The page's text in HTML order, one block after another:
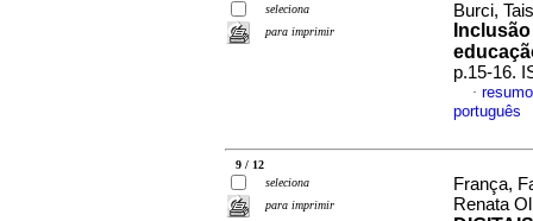
seleciona
para imprimir
Burci,
p.15-16.
·
português
9 / 12
seleciona
para imprimir
França,
Renata